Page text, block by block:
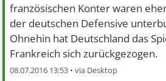
französischen Konter waren
der deutschen Defensive
Ohnehin hat Deutschland das
Frankreich sich zurückgezogen.
08.07.2016 13:53 •